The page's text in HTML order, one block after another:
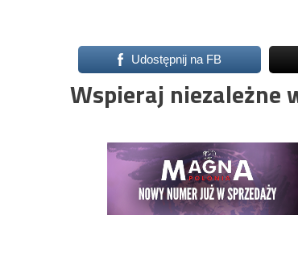
Udostępnij na FB
Wspieraj niezależne